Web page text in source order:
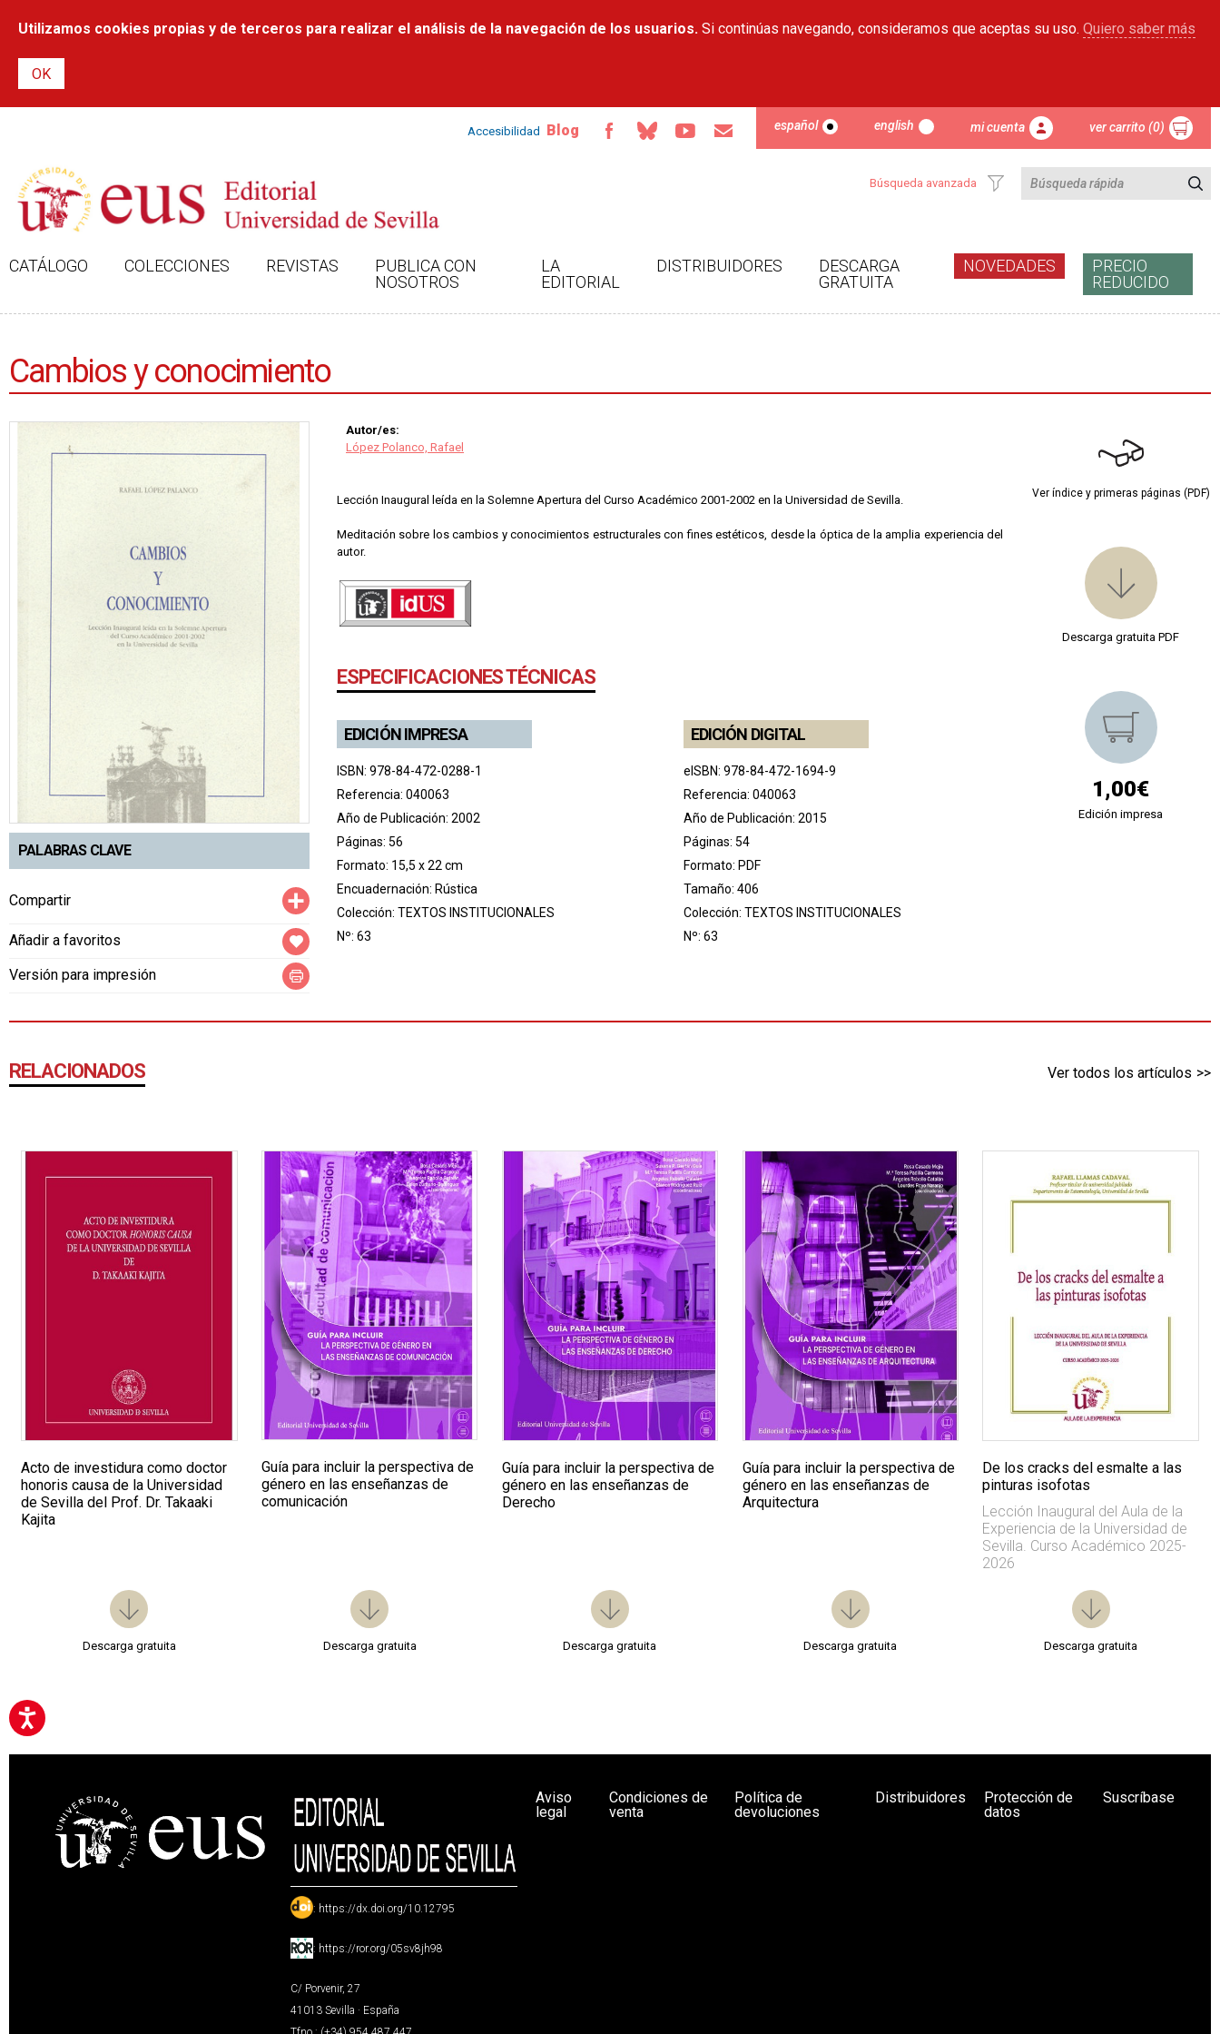
contenido
Utilizamos cookies propias y de terceros para realizar el análisis de la navegación de los usuarios. Si continúas navegando, consideramos que aceptas su uso. Quiero saber más
Accesibilidad Blog español english mi cuenta ver carrito (0)
Búsqueda avanzada
CATÁLOGO COLECCIONES REVISTAS
PUBLICA CON
NOSOTROS
LA
EDITORIAL
DISTRIBUIDORES
DESCARGA
GRATUITA
NOVEDADES
PRECIO
REDUCIDO
Cambios y conocimiento
PALABRAS CLAVE
Compartir Compartir
Añadir a favoritos
Versión para impresión
Autor/es:
López Polanco, Rafael
Lección Inaugural leída en la Solemne Apertura del Curso Académico 2001-2002 en la Universidad de Sevilla.
Meditación sobre los cambios y conocimientos estructurales con fines estéticos, desde la óptica de la amplia experiencia del
autor.
ESPECIFICACIONES TÉCNICAS
EDICIÓN IMPRESA
ISBN: 978-84-472-0288-1
Referencia: 040063
Año de Publicación: 2002
Páginas: 56
Formato: 15,5 x 22 cm
Encuadernación: Rústica
Colección: TEXTOS INSTITUCIONALES
Nº: 63
EDICIÓN DIGITAL
eISBN: 978-84-472-1694-9
Referencia: 040063
Año de Publicación: 2015
Páginas: 54
Formato: PDF
Tamaño: 406
Colección: TEXTOS INSTITUCIONALES
Nº: 63
Ver índice y primeras páginas (PDF)
Descarga gratuita PDF
1,00€
Edición impresa
RELACIONADOS Ver todos los artículos
Acto de investidura como doctor
honoris causa de la Universidad
de Sevilla del Prof. Dr. Takaaki
Kajita
Descarga gratuita
Guía para incluir la perspectiva de
género en las enseñanzas de
comunicación
Descarga gratuita
Guía para incluir la perspectiva de
género en las enseñanzas de
Derecho
Descarga gratuita
Guía para incluir la perspectiva de
género en las enseñanzas de
Arquitectura
Descarga gratuita
De los cracks del esmalte a las
pinturas isofotas
Lección Inaugural del Aula de la
Experiencia de la Universidad de
Sevilla. Curso Académico 2025-
2026
Descarga gratuita
: https://dx.doi.org/10.12795
: https://ror.org/05sv8jh98
C/ Porvenir, 27
41013 Sevilla · España
Aviso
legal
Condiciones de
venta
Política de
devoluciones
Distribuidores
Protección de
datos
Suscríbase